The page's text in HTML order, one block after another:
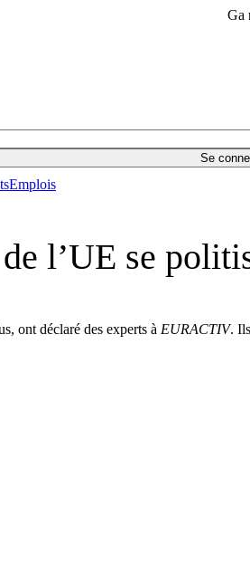
Ga
Se
Emplois
l’UE se
ont déclaré des experts à EURACTIV.